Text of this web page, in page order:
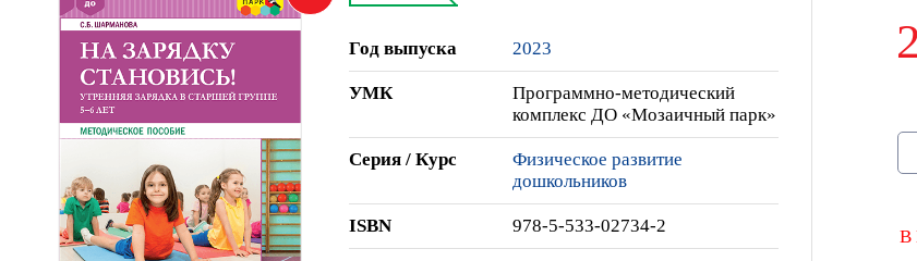
Год выпуска 2023
УМК
Программно-методический
комплекс ДО «Мозаичный парк»
Серия / Курс
Физическое развитие
дошкольников
ISBN 978-5-533-02734-2
В